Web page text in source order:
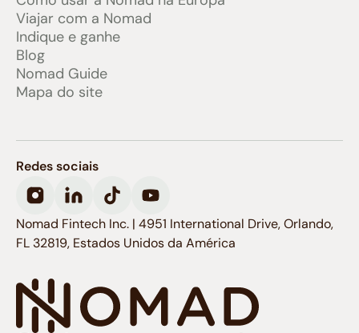
Viajar com a Nomad
Indique e ganhe
Blog
Nomad Guide
Mapa do site
Redes sociais
Nomad Fintech Inc. | 4951 International Drive, Orlando,
FL 32819, Estados Unidos da América